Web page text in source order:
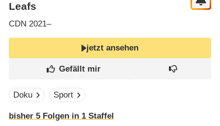
Leafs
CDN 2021–
jetzt ansehen
Doku Sport
bisher 5Folgen in 1Staffel